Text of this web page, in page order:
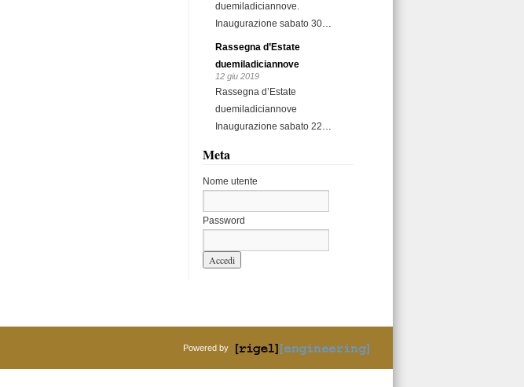
duemiladiciannove.
Inaugurazione sabato 30…
Rassegna d’Estate
duemiladiciannove
12 giu 2019
Rassegna d’Estate
duemiladiciannove
Inaugurazione sabato 22…
Meta
Nome utente
Password
Powered by